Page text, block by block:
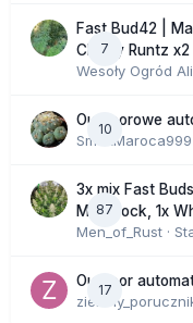
7
Fast Bud42 |
Cherry Runtz x2
Wesoły Ogród
10
Outdoorowe
SmakMaroca999
87
3x mix Fast
Moonrock, 1x
Men_of_Rust ·
17
Outdoor